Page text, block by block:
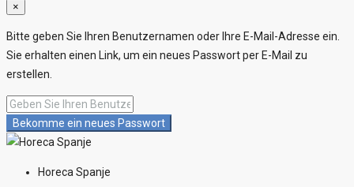
×
Bitte geben Sie Ihren Benutzernamen oder Ihre E-Mail-Adresse ein.
Sie erhalten einen Link, um ein neues Passwort per E-Mail zu
erstellen.
Bekomme ein neues Passwort
Horeca Spanje